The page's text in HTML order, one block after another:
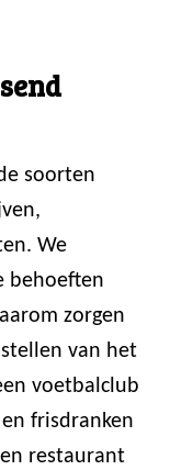
soorten
We
behoeften
zorgen
van het
voetbalclub
frisdranken
restaurant